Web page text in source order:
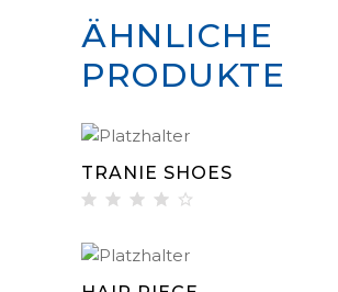
ÄHNLICHE
PRODUKTE
TRANIE SHOES
mit
4.00